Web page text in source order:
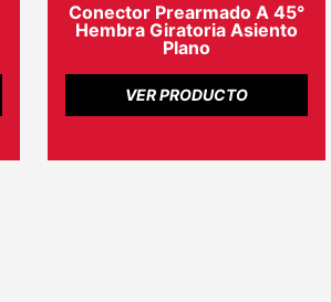
Conector Prearmado A 45°
Hembra Giratoria Asiento
Plano
VER PRODUCTO